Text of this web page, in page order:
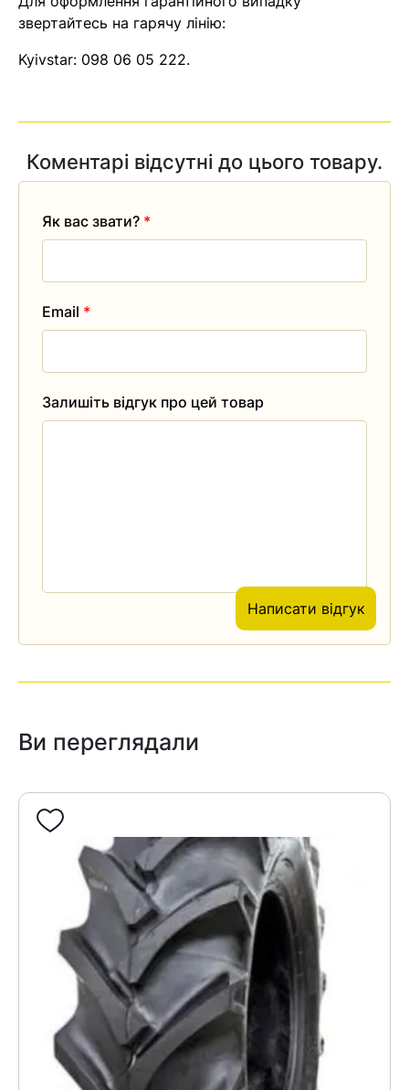
Помилка:Contact form не
знайдена.
звертайтесь на гарячу лінію:
Kyivstar: 098 06 05 222.
Коментарі відсутні до цього товару.
Залишіть відгук про цей товар
Як вас звати? *
Email *
Написати відгук
Ви переглядали